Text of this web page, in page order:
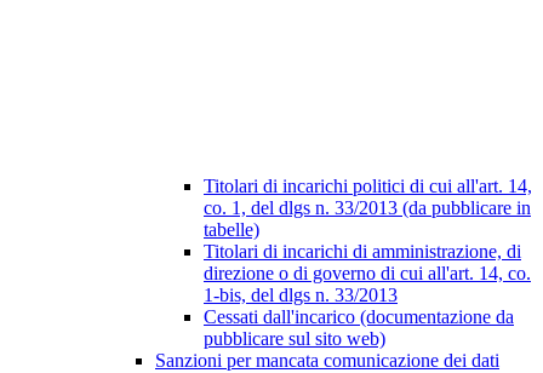
Titolari di incarichi politici di cui all'art. 14,
co. 1, del dlgs n. 33/2013 (da pubblicare in
tabelle)
Titolari di incarichi di amministrazione, di
direzione o di governo di cui all'art. 14, co.
1-bis, del dlgs n. 33/2013
Cessati dall'incarico (documentazione da
pubblicare sul sito web)
Sanzioni per mancata comunicazione dei dati